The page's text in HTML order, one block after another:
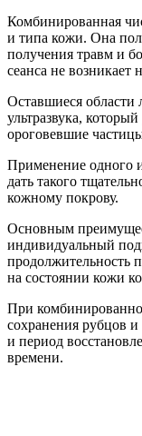
Комбинированная
и типа кожи. Она
получения травм и
сеанса не возникает
Оставшиеся
ультразвука,
ороговевшие
Применение одного
дать такого
кожному покрову.
Основным
индивидуальный
продолжительность
на состоянии кожи
При
сохранения рубцов
и период
времени.